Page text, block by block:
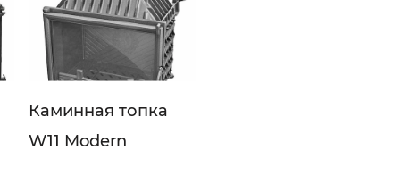
Каминная топка
W11 Modern